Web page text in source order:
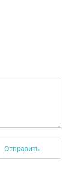
Отправить